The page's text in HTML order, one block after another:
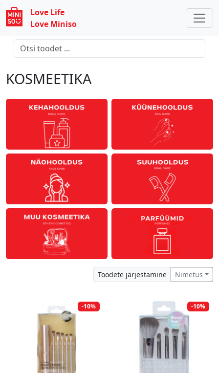
Love Life
Love Miniso
KOSMEETIKA
Toodete järjestamine Nimetus
-10% -10%